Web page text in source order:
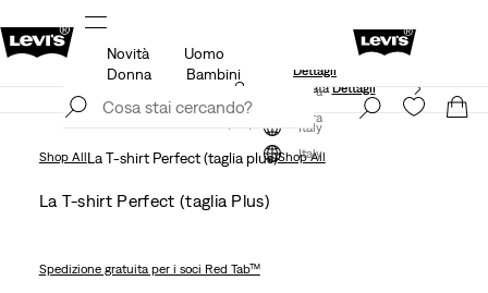
Unidays: Gli studenti ottengono il 20% di sconto
Dettagli
Iscriviti ora
Italy
Novità
Uomo
Donna
Bambini
Politica di spedizione e resi Aggiornata Dettagli
Iscriviti ora
Italy
Shop AllLa T-shirt Perfect (taglia plus)Shop All
La T-shirt Perfect (taglia Plus)
Spedizione gratuitaper i soci Red Tab™